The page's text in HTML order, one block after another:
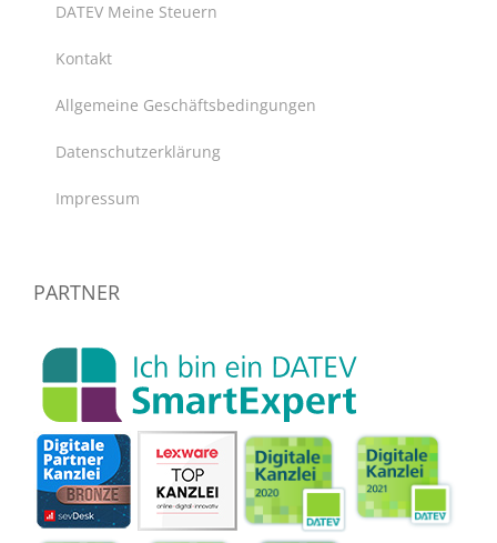
DATEV Meine Steuern
Kontakt
Allgemeine Geschäftsbedingungen
Datenschutzerklärung
Impressum
PARTNER